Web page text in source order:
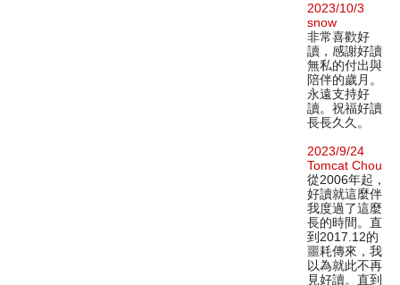
2023/10/3
snow
非常喜歡好
讀，感謝好讀
無私的付出與
陪伴的歲月。
永遠支持好
讀。祝福好讀
長長久久。
2023/9/24
Tomcat Chou
從2006年起，
好讀就這麼伴
我度過了這麼
長的時間。直
到2017.12的
噩耗傳來，我
以為就此不再
見好讀。直到